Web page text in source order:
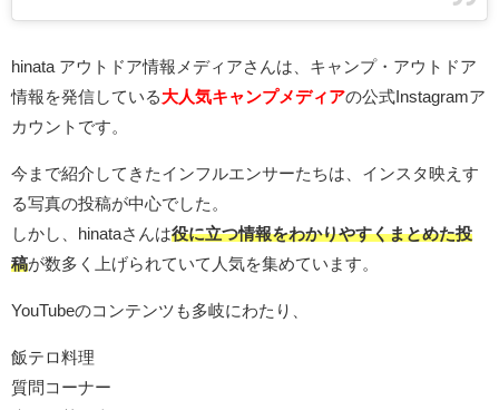
hinata アウトドア情報メディア さんは、キャンプ・アウトドア
情報を発信している 大人気キャンプメディアの公式Instagramア
カウントです。
今まで紹介してきたインフルエンサーたちは、インスタ映えす
る写真の投稿が中心でした。
しかし、hinataさんは役に立つ情報をわかりやすくまとめた投
稿が数多く上げられていて人気を集めています。
YouTubeのコンテンツも多岐にわたり、
飯テロ料理
質問コーナー